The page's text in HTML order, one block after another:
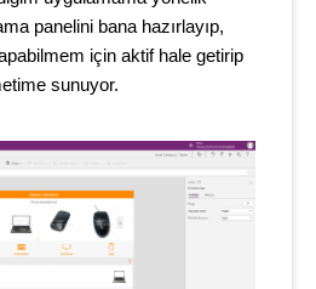
panelini bana hazırlayıp,
için aktif hale getirip
sunuyor.